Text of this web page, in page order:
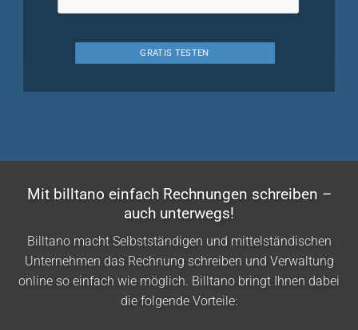
Mit billtano einfach Rechnungen schreiben –
auch unterwegs!
Billtano macht Selbstständigen und mittelständischen
Unternehmen das Rechnung schreiben und Verwaltung
online so einfach wie möglich. Billtano bringt Ihnen dabei
die folgende Vorteile: